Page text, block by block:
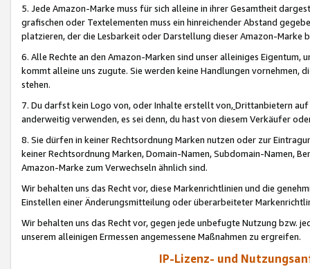
5. Jede Amazon-Marke muss für sich alleine in ihrer Gesamtheit
grafischen oder Textelementen muss ein hinreichender Abstand
platzieren, der die Lesbarkeit oder Darstellung dieser Amazon-Marke
6. Alle Rechte an den Amazon-Marken sind unser alleiniges
kommt alleine uns zugute. Sie werden keine Handlungen vornehmen,
stehen.
7. Du darfst kein Logo von, oder Inhalte erstellt von,Drittanbietern auf
anderweitig verwenden, es sei denn, du hast von diesem Verkäufer
8. Sie dürfen in keiner Rechtsordnung Marken nutzen oder zur
keiner Rechtsordnung Marken, Domain-Namen, Subdomain-Namen,
Amazon-Marke zum Verwechseln ähnlich sind.
Wir behalten uns das Recht vor, diese Markenrichtlinien und die
Einstellen einer Änderungsmitteilung oder überarbeiteter
Wir behalten uns das Recht vor, gegen jede unbefugte Nutzung bzw.
unserem alleinigen Ermessen angemessene Maßnahmen zu ergreifen.
IP-Lizenz- und